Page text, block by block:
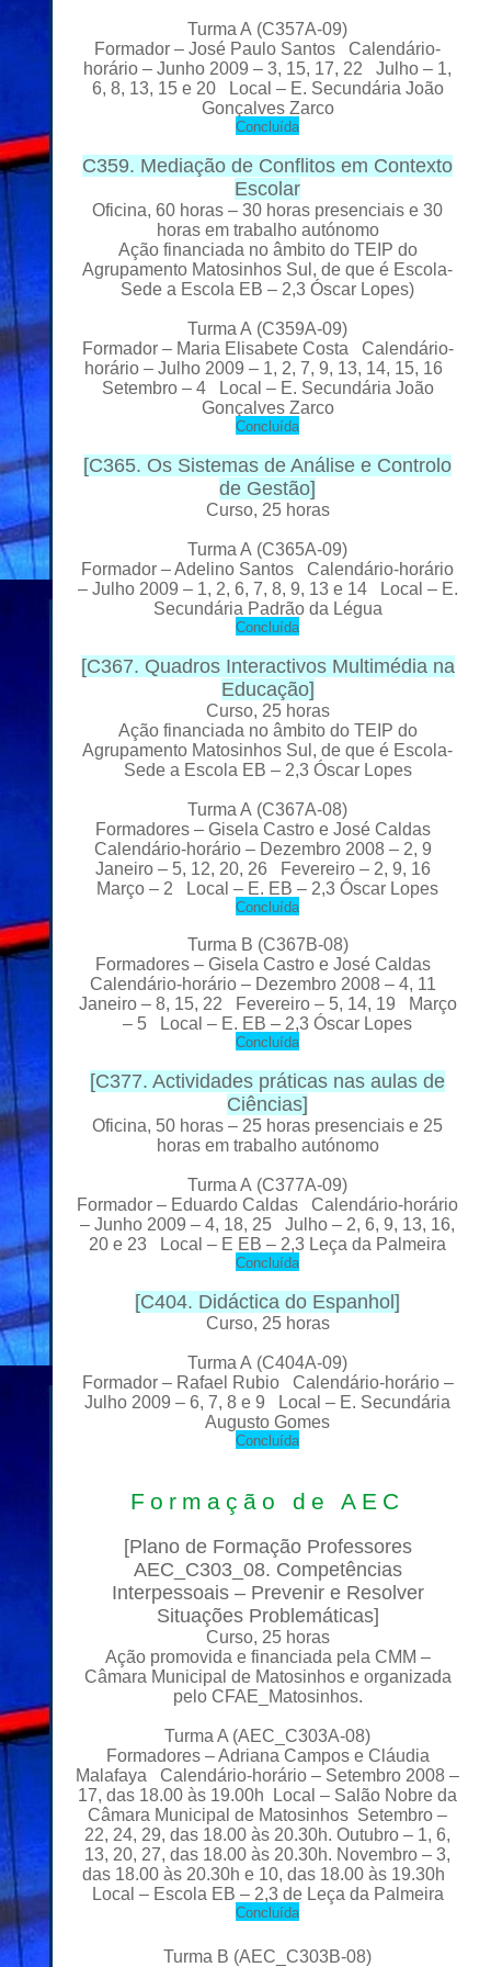
Turma A (C357A-09)
Formador – José Paulo Santos Calendário-
horário – Junho 2009 – 3, 15, 17, 22 Julho – 1,
6, 8, 13, 15 e 20 Local – E. Secundária João
Gonçalves Zarco
Concluída
C359. Mediação de Conflitos em Contexto
Escolar
Oficina, 60 horas – 30 horas presenciais e 30
horas em trabalho autónomo
Ação financiada no âmbito do TEIP do
Agrupamento Matosinhos Sul, de que é Escola-
Sede a Escola EB – 2,3 Óscar Lopes)
Turma A (C359A-09)
Formador – Maria Elisabete Costa Calendário-
horário – Julho 2009 – 1, 2, 7, 9, 13, 14, 15, 16
Setembro – 4 Local – E. Secundária João
Gonçalves Zarco
Concluída
[C365. Os Sistemas de Análise e Controlo
de Gestão]
Curso, 25 horas
Turma A (C365A-09)
Formador – Adelino Santos Calendário-horário
– Julho 2009 – 1, 2, 6, 7, 8, 9, 13 e 14 Local – E.
Secundária Padrão da Légua
Concluída
[C367. Quadros Interactivos Multimédia na
Educação]
Curso, 25 horas
Ação financiada no âmbito do TEIP do
Agrupamento Matosinhos Sul, de que é Escola-
Sede a Escola EB – 2,3 Óscar Lopes
Turma A (C367A-08)
Formadores – Gisela Castro e José Caldas
Calendário-horário – Dezembro 2008 – 2, 9
Janeiro – 5, 12, 20, 26 Fevereiro – 2, 9, 16
Março – 2 Local – E. EB – 2,3 Óscar Lopes
Concluída
Turma B (C367B-08)
Formadores – Gisela Castro e José Caldas
Calendário-horário – Dezembro 2008 – 4, 11
Janeiro – 8, 15, 22 Fevereiro – 5, 14, 19 Março
– 5 Local – E. EB – 2,3 Óscar Lopes
Concluída
[C377. Actividades práticas nas aulas de
Ciências]
Oficina, 50 horas – 25 horas presenciais e 25
horas em trabalho autónomo
Turma A (C377A-09)
Formador – Eduardo Caldas Calendário-horário
– Junho 2009 – 4, 18, 25 Julho – 2, 6, 9, 13, 16,
20 e 23 Local – E EB – 2,3 Leça da Palmeira
Concluída
[C404. Didáctica do Espanhol ]
Curso, 25 horas
Turma A (C404A-09)
Formador – Rafael Rubio Calendário-horário –
Julho 2009 – 6, 7, 8 e 9 Local – E. Secundária
Augusto Gomes
Concluída
Formação de AEC
[Plano de Formação Professores
AEC_C303_08. Competências
Interpessoais – Prevenir e Resolver
Situações Problemáticas]
Curso, 25 horas
Ação promovida e financiada pela CMM –
Câmara Municipal de Matosinhos e organizada
pelo CFAE_Matosinhos.
Turma A (AEC_C303A-08)
Formadores – Adriana Campos e Cláudia
Malafaya Calendário-horário – Setembro 2008 –
17, das 18.00 às 19.00h Local – Salão Nobre da
Câmara Municipal de Matosinhos Setembro –
22, 24, 29, das 18.00 às 20.30h. Outubro – 1, 6,
13, 20, 27, das 18.00 às 20.30h. Novembro – 3,
das 18.00 às 20.30h e 10, das 18.00 às 19.30h
Local – Escola EB – 2,3 de Leça da Palmeira
Concluída
Turma B (AEC_C303B-08)